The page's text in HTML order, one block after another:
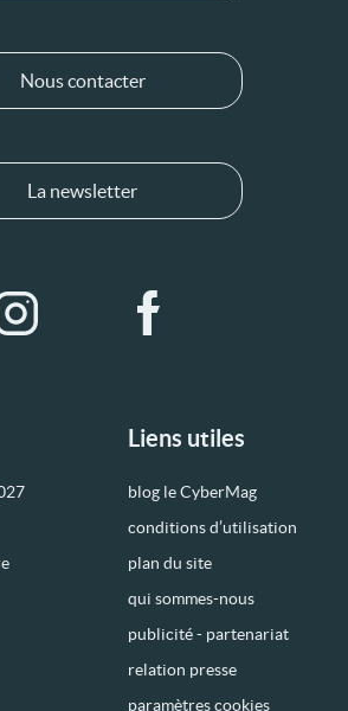
Liens utiles
blog le CyberMag
conditions d’utilisation
plan du site
qui sommes-nous
publicité - partenariat
relation presse
paramètres cookies
Nous contacter
La newsletter